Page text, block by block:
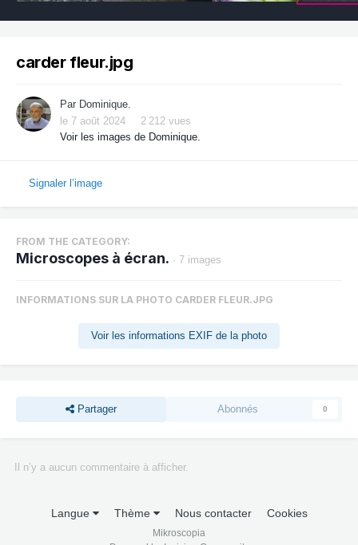
carder fleur.jpg
Par Dominique.
le 7 août 2024
2 212 vues
Voir les images de Dominique.
Signaler l’image
FROM THE CATEGORY:
Microscopes à écran. · 7 images
INFORMATIONS SUR LA PHOTO CARDER FLEUR.JPG
Voir les informations EXIF de la photo
Partager Abonnés 0
Il n’y a aucun commentaire à afficher.
Langue Thème Nous contacter Cookies
Mikroscopia